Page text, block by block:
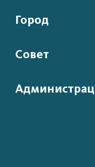
Город
Совет